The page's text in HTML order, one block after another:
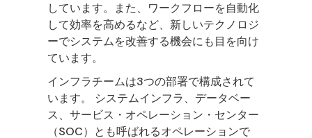
しています。また、ワークフローを自動化
して効率を高めるなど、新しいテクノロジ
ーでシステムを改善する機会にも目を向け
ています。
インフラチームは3つの部署で構成されて
います。 システムインフラ、データベー
ス、サービス・オペレーション・センター
（SOC）とも呼ばれるオペレーションで